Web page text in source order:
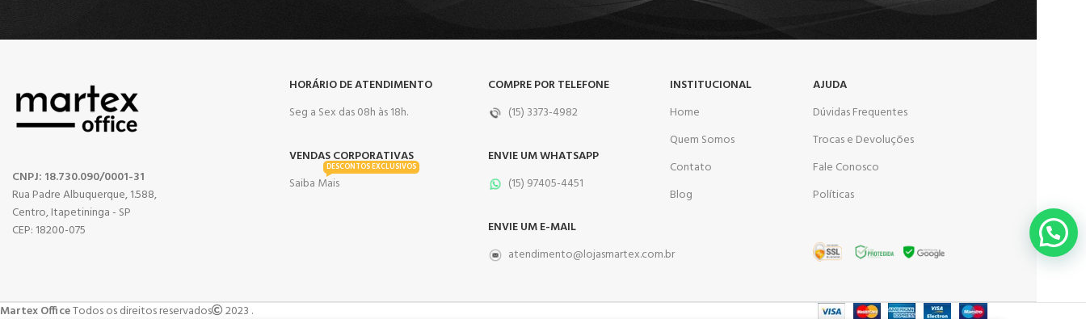
CNPJ: 18.730.090/0001-31
Rua Padre Albuquerque, 1.588,
Centro, Itapetininga - SP
CEP: 18200-075
HORÁRIO DE ATENDIMENTO
Seg a Sex das 08h às 18h.
VENDAS CORPORATIVAS
Saiba Mais
DESCONTOS EXCLUSIVOS
COMPRE POR TELEFONE
(15) 3373-4982
ENVIE UM WHATSAPP
(15) 97405-4451
ENVIE UM E-MAIL
atendimento@lojasmartex.com.br
INSTITUCIONAL
Home
Quem Somos
Contato
Blog
AJUDA
Dúvidas Frequentes
Trocas e Devoluções
Fale Conosco
Políticas
Martex OfficeTodos os direitos reservados 2023 .